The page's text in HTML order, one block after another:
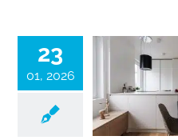
23
01, 2026
50-